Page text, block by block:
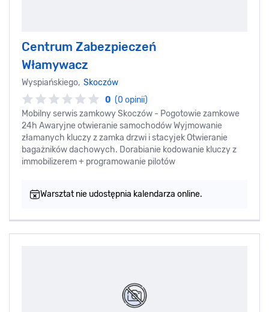
Centrum Zabezpieczeń
Włamywacz
Wyspiańskiego, Skoczów
0 (0 opinii)
Mobilny serwis zamkowy Skoczów - Pogotowie zamkowe
24h Awaryjne otwieranie samochodów Wyjmowanie
złamanych kluczy z zamka drzwi i stacyjek Otwieranie
bagażników dachowych. Dorabianie kodowanie kluczy z
immobilizerem + programowanie pilotów
Warsztat nie udostępnia kalendarza online.